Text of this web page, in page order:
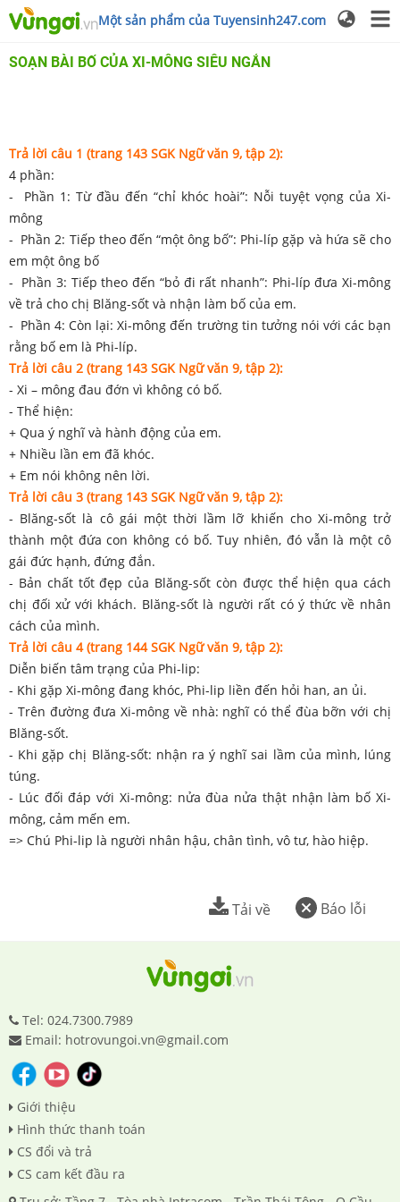
Một sản phẩm của Tuyensinh247.com
SOẠN BÀI BỐ CỦA XI-MÔNG SIÊU NGẮN
Trả lời câu 1 (trang 143 SGK Ngữ văn 9, tập 2):
4 phần:
- Phần 1: Từ đầu đến “chỉ khóc hoài”: Nỗi tuyệt vọng của Xi-
mông
- Phần 2: Tiếp theo đến “một ông bố”: Phi-líp gặp và hứa sẽ cho
em một ông bố
- Phần 3: Tiếp theo đến “bỏ đi rất nhanh”: Phi-líp đưa Xi-mông
về trả cho chị Blăng-sốt và nhận làm bố của em.
- Phần 4: Còn lại: Xi-mông đến trường tin tưởng nói với các bạn
rằng bố em là Phi-líp.
Trả lời câu 2 (trang 143 SGK Ngữ văn 9, tập 2):
- Xi – mông đau đớn vì không có bố.
- Thể hiện:
+ Qua ý nghĩ và hành động của em.
+ Nhiều lần em đã khóc.
+ Em nói không nên lời.
Trả lời câu 3 (trang 143 SGK Ngữ văn 9, tập 2):
- Blăng-sốt là cô gái một thời lầm lỡ khiến cho Xi-mông trở
thành một đứa con không có bố. Tuy nhiên, đó vẫn là một cô
gái đức hạnh, đứng đắn.
- Bản chất tốt đẹp của Blăng-sốt còn được thể hiện qua cách
chị đối xử với khách. Blăng-sốt là người rất có ý thức về nhân
cách của mình.
Trả lời câu 4 (trang 144 SGK Ngữ văn 9, tập 2):
Diễn biến tâm trạng của Phi-lip:
- Khi gặp Xi-mông đang khóc, Phi-lip liền đến hỏi han, an ủi.
- Trên đường đưa Xi-mông về nhà: nghĩ có thể đùa bỡn với chị
Blăng-sốt.
- Khi gặp chị Blăng-sốt: nhận ra ý nghĩ sai lầm của mình, lúng
túng.
- Lúc đối đáp với Xi-mông: nửa đùa nửa thật nhận làm bố Xi-
mông, cảm mến em.
=> Chú Phi-lip là người nhân hậu, chân tình, vô tư, hào hiệp.
Báo lỗi
Tải về
Tel: 024.7300.7989
Email: hotrovungoi.vn@gmail.com
Giới thiệu
Hình thức thanh toán
CS đổi và trả
CS cam kết đầu ra